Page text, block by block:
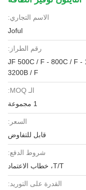
الاسم التجاري:
Joful
رقم الطراز:
JF 500C / F - 800C / F -
3200B / F
الـ MOQ:
1 مجموعة
السعر:
قابل للتفاوض
شروط الدفع:
T/T، خطاب الاعتماد
القدرة على التوريد: